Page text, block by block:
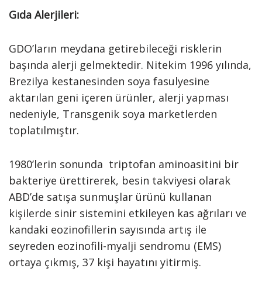
Gıda Alerjileri:
GDO’ların meydana getirebileceği risklerin
başında alerji gelmektedir. Nitekim 1996 yılında,
Brezilya kestanesinden soya fasulyesine
aktarılan geni içeren ürünler, alerji yapması
nedeniyle, Transgenik soya marketlerden
toplatılmıştır.
1980’lerin sonunda triptofan aminoasitini bir
bakteriye ürettirerek, besin takviyesi olarak
ABD’de satışa sunmuşlar ürünü kullanan
kişilerde sinir sistemini etkileyen kas ağrıları ve
kandaki eozinofillerin sayısında artış ile
seyreden eozinofili-myalji sendromu (EMS)
ortaya çıkmış, 37 kişi hayatını yitirmiş.